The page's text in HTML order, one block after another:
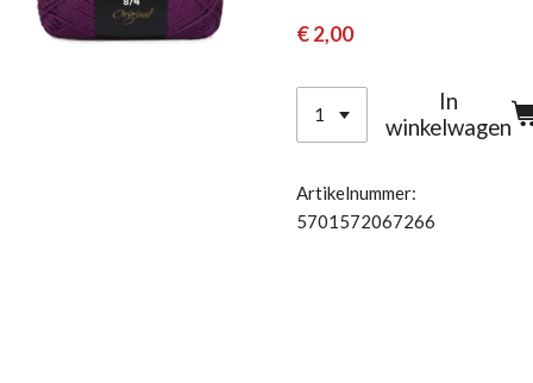
€ 2,00
In
winkelwagen
Artikelnummer:
5701572067266